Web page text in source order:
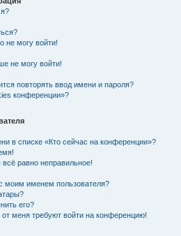
не могу войти!
не могу войти!
повторять ввод имени и пароля?
конференции»?
в списке «Кто сейчас на конференции»?
равно неправильное!
моим именем пользователя?
его?
меня требуют войти на конференцию!